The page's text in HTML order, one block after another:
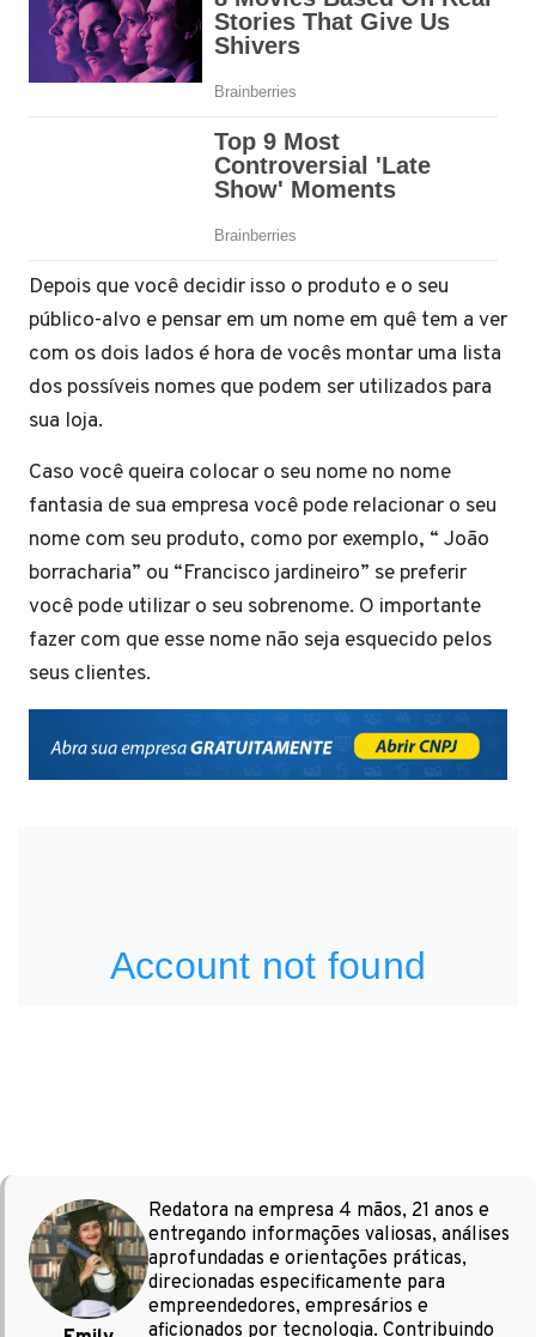
Depois que você decidir isso o produto e o seu
público-alvo e pensar em um nome em quê tem a ver
com os dois lados é hora de vocês montar uma lista
dos possíveis nomes que podem ser utilizados para
sua loja.
Caso você queira colocar o seu nome no nome
fantasia de sua empresa você pode relacionar o seu
nome com seu produto, como por exemplo, “ João
borracharia” ou “Francisco jardineiro” se preferir
você pode utilizar o seu sobrenome. O importante
fazer com que esse nome não seja esquecido pelos
seus clientes.
Redatora na empresa 4 mãos, 21 anos e
entregando informações valiosas, análises
aprofundadas e orientações práticas,
direcionadas especificamente para
empreendedores, empresários e
aficionados por tecnologia. Contribuindo